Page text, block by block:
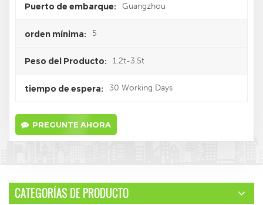
Puerto de embarque: Guangzhou
orden mínima: 5
Peso del Producto: 1.2t-3.5t
tiempo de espera: 30 Working Days
PREGUNTE AHORA
CATEGORÍAS DE PRODUCTO